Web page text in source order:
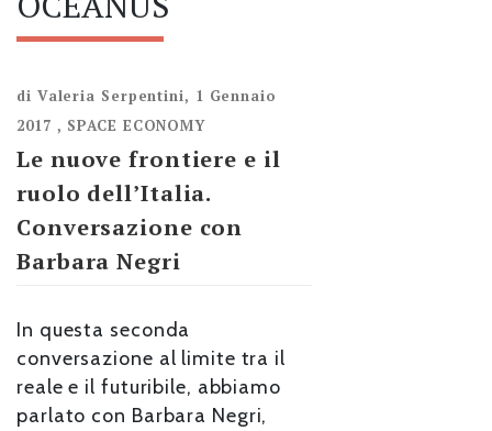
di Valeria Serpentini, 1 Gennaio
2017 , SPACE ECONOMY
Le nuove frontiere e il
ruolo dell’Italia.
Conversazione con
Barbara Negri
In questa seconda
conversazione al limite tra il
reale e il futuribile, abbiamo
parlato con Barbara Negri,